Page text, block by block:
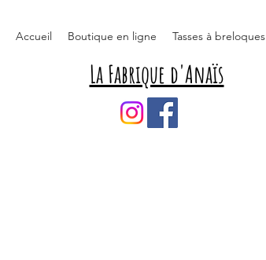
Accueil Boutique en ligne Tasses à breloques
La Fabrique d'Anaïs